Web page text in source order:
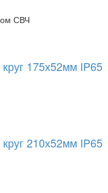
СВЧ
175х52мм IP65
210х52мм IP65